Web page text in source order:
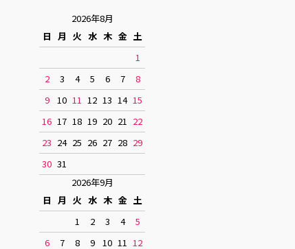
2026年8月
日 月 火 水 木 金 土
1
2
3 4 5 6 7
8
9
10 11 12 13 14 15
16 17 18 19 20 21 22
23 24 25 26 27 28 29
30 31
2026年9月
日 月 火 水 木 金 土
1
2 3 4
5
6
7 8 9 10 11 12